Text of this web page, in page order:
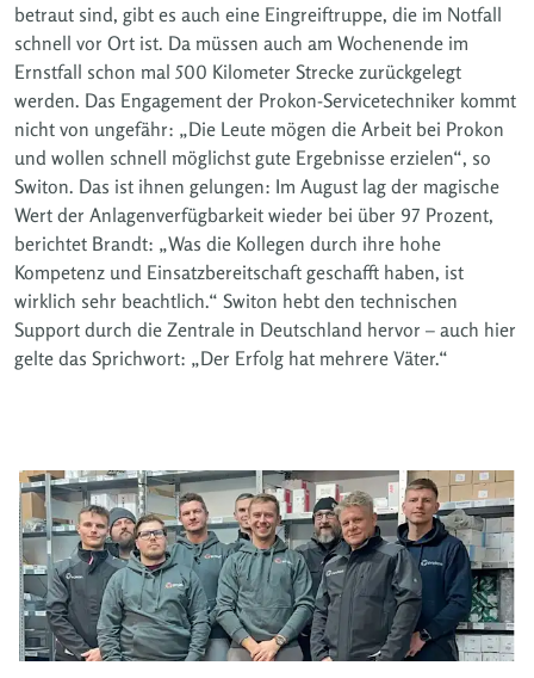
betraut sind, gibt es auch eine Eingreiftruppe, die im Notfall
schnell vor Ort ist. Da müssen auch am Wochenende im
Ernstfall schon mal 500 Kilometer Strecke zurückgelegt
werden. Das Engagement der Prokon-Servicetechniker kommt
nicht von ungefähr: „Die Leute mögen die Arbeit bei Prokon
und wollen schnell möglichst gute Ergebnisse erzielen“, so
Switon. Das ist ihnen gelungen: Im August lag der magische
Wert der Anlagenverfügbarkeit wieder bei über 97 Prozent,
berichtet Brandt: „Was die Kollegen durch ihre hohe
Kompetenz und Einsatzbereitschaft geschafft haben, ist
wirklich sehr beachtlich.“ Switon hebt den technischen
Support durch die Zentrale in Deutschland hervor – auch hier
gelte das Sprichwort: „Der Erfolg hat mehrere Väter.“